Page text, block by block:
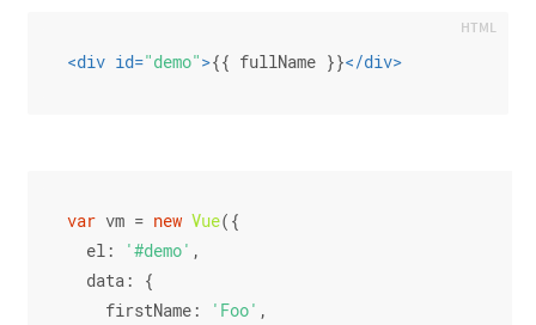
<div id="demo">{{ fullName }}</div>
var vm = new Vue({
el: '#demo' ,
data: {
firstName: 'Foo' ,